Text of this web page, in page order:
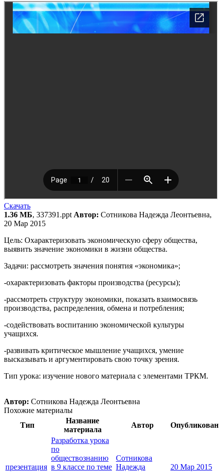
Скачать
1.36 МБ, 337391.ppt Автор: Сотникова Надежда Леонтьевна,
20 Мар 2015
Цель: Охарактеризовать экономическую сферу общества,
выявить значение экономики в жизни общества.
Задачи: рассмотреть значения понятия «экономика»;
-охарактеризовать факторы производства (ресурсы);
-рассмотреть структуру экономики, показать взаимосвязь
производства, распределения, обмена и потребления;
-содействовать воспитанию экономической культуры
учащихся.
-развивать критическое мышление учащихся, умение
высказывать и аргументировать свою точку зрения.
Тип урока: изучение нового материала с элементами ТРКМ.
Автор: Сотникова Надежда Леонтьевна
Похожие материалы
Тип
Название
материала
Автор Опубликован
презентация
Разработка урока
по
обществознанию
в 9 классе по теме
Сотникова
Надежда
20 Мар 2015